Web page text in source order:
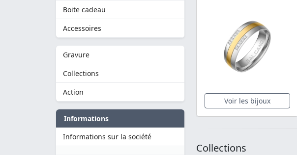
Boite cadeau
Accessoires
Gravure
Collections
Action
Informations
Informations sur la société
Voir les bijoux
Collections